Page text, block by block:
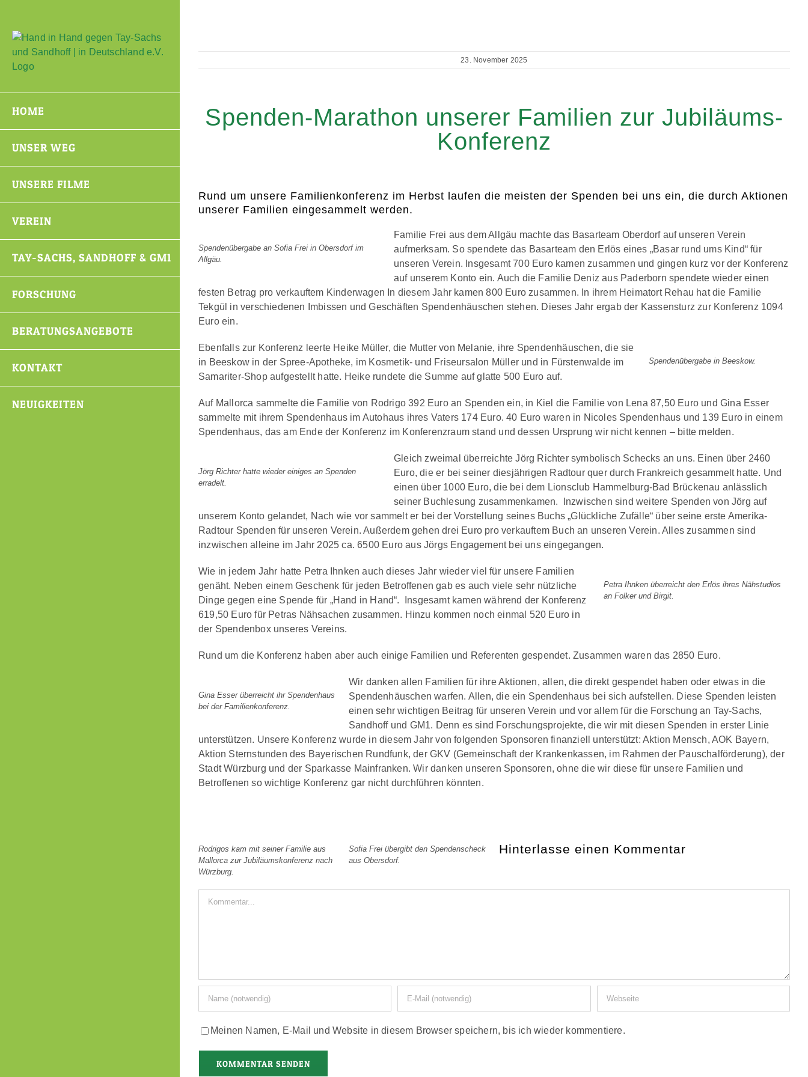
springen
HOME
UNSER WEG
UNSERE FILME
VEREIN
TAY-SACHS, SANDHOFF & GM1
FORSCHUNG
BERATUNGSANGEBOTE
KONTAKT
NEUIGKEITEN
23. November 2025
Spenden-Marathon unserer Familien zur Jubiläums-
Konferenz
Rund um unsere Familienkonferenz im Herbst laufen die meisten der Spenden bei uns ein, die durch Aktionen
unserer Familien eingesammelt werden.
Spendenübergabe an Sofia Frei in Obersdorf im
Allgäu.
Familie Frei aus dem Allgäu machte das Basarteam Oberdorf auf unseren Verein
aufmerksam. So spendete das Basarteam den Erlös eines „Basar rund ums Kind“ für
unseren Verein. Insgesamt 700 Euro kamen zusammen und gingen kurz vor der Konferenz
auf unserem Konto ein. Auch die Familie Deniz aus Paderborn spendete wieder einen
festen Betrag pro verkauftem Kinderwagen In diesem Jahr kamen 800 Euro zusammen. In ihrem Heimatort Rehau hat die Familie
Tekgül in verschiedenen Imbissen und Geschäften Spendenhäuschen stehen. Dieses Jahr ergab der Kassensturz zur Konferenz 1094
Euro ein.
Spendenübergabe in Beeskow.
Ebenfalls zur Konferenz leerte Heike Müller, die Mutter von Melanie, ihre Spendenhäuschen, die sie
in Beeskow in der Spree-Apotheke, im Kosmetik- und Friseursalon Müller und in Fürstenwalde im
Samariter-Shop aufgestellt hatte. Heike rundete die Summe auf glatte 500 Euro auf.
Auf Mallorca sammelte die Familie von Rodrigo 392 Euro an Spenden ein, in Kiel die Familie von Lena 87,50 Euro und Gina Esser
sammelte mit ihrem Spendenhaus im Autohaus ihres Vaters 174 Euro. 40 Euro waren in Nicoles Spendenhaus und 139 Euro in einem
Spendenhaus, das am Ende der Konferenz im Konferenzraum stand und dessen Ursprung wir nicht kennen – bitte melden.
Jörg Richter hatte wieder einiges an Spenden
erradelt.
Gleich zweimal überreichte Jörg Richter symbolisch Schecks an uns. Einen über 2460
Euro, die er bei seiner diesjährigen Radtour quer durch Frankreich gesammelt hatte. Und
einen über 1000 Euro, die bei dem Lionsclub Hammelburg-Bad Brückenau anlässlich
seiner Buchlesung zusammenkamen. Inzwischen sind weitere Spenden von Jörg auf
unserem Konto gelandet, Nach wie vor sammelt er bei der Vorstellung seines Buchs „Glückliche Zufälle“ über seine erste Amerika-
Radtour Spenden für unseren Verein. Außerdem gehen drei Euro pro verkauftem Buch an unseren Verein. Alles zusammen sind
inzwischen alleine im Jahr 2025 ca. 6500 Euro aus Jörgs Engagement bei uns eingegangen.
Petra Ihnken überreicht den Erlös ihres Nähstudios
an Folker und Birgit.
Wie in jedem Jahr hatte Petra Ihnken auch dieses Jahr wieder viel für unsere Familien
genäht. Neben einem Geschenk für jeden Betroffenen gab es auch viele sehr nützliche
Dinge gegen eine Spende für „Hand in Hand“. Insgesamt kamen während der Konferenz
619,50 Euro für Petras Nähsachen zusammen. Hinzu kommen noch einmal 520 Euro in
der Spendenbox unseres Vereins.
Rund um die Konferenz haben aber auch einige Familien und Referenten gespendet. Zusammen waren das 2850 Euro.
Gina Esser überreicht ihr Spendenhaus
bei der Familienkonferenz.
Wir danken allen Familien für ihre Aktionen, allen, die direkt gespendet haben oder etwas in die
Spendenhäuschen warfen. Allen, die ein Spendenhaus bei sich aufstellen. Diese Spenden leisten
einen sehr wichtigen Beitrag für unseren Verein und vor allem für die Forschung an Tay-Sachs,
Sandhoff und GM1. Denn es sind Forschungsprojekte, die wir mit diesen Spenden in erster Linie
unterstützen. Unsere Konferenz wurde in diesem Jahr von folgenden Sponsoren finanziell unterstützt: Aktion Mensch, AOK Bayern,
Aktion Sternstunden des Bayerischen Rundfunk, der GKV (Gemeinschaft der Krankenkassen, im Rahmen der Pauschalförderung), der
Stadt Würzburg und der Sparkasse Mainfranken. Wir danken unseren Sponsoren, ohne die wir diese für unsere Familien und
Betroffenen so wichtige Konferenz gar nicht durchführen könnten.
Rodrigos kam mit seiner Familie aus
Mallorca zur Jubiläumskonferenz nach
Würzburg.
Sofia Frei übergibt den Spendenscheck
aus Obersdorf.
Hinterlasse einen Kommentar
Meinen Namen, E-Mail und Website in diesem Browser speichern, bis ich wieder kommentiere.